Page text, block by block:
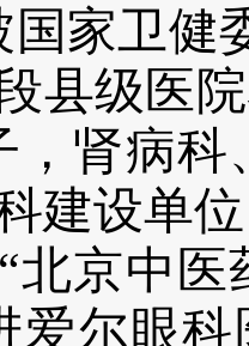
国家卫健
县级医
，肾病
建设单
北京中
爱尔眼